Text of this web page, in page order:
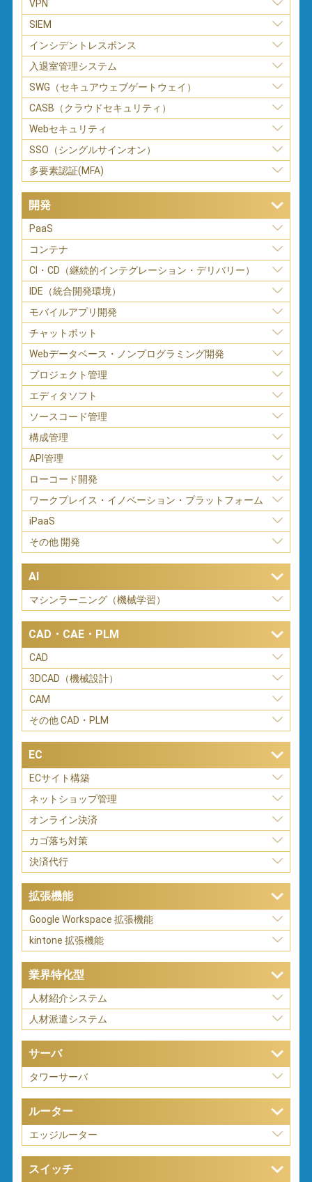
VPN
SIEM
インシデントレスポンス
入退室管理システム
SWG（セキュアウェブゲートウェイ）
CASB（クラウドセキュリティ）
Webセキュリティ
SSO（シングルサインオン）
多要素認証(MFA)
開発
PaaS
コンテナ
CI・CD（継続的インテグレーション・デリバリー）
IDE（統合開発環境）
モバイルアプリ開発
チャットボット
Webデータベース・ノンプログラミング開発
プロジェクト管理
エディタソフト
ソースコード管理
構成管理
API管理
ローコード開発
ワークプレイス・イノベーション・プラットフォーム
iPaaS
その他 開発
AI
マシンラーニング（機械学習）
CAD・CAE・PLM
CAD
3DCAD（機械設計）
CAM
その他 CAD・PLM
EC
ECサイト構築
ネットショップ管理
オンライン決済
カゴ落ち対策
決済代行
拡張機能
Google Workspace 拡張機能
kintone 拡張機能
業界特化型
人材紹介システム
人材派遣システム
サーバ
タワーサーバ
ルーター
エッジルーター
スイッチ